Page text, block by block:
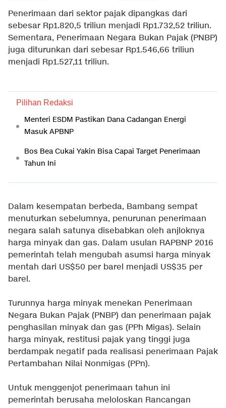
Penerimaan dari sektor pajak dipangkas dari
sebesar Rp1.820,5 triliun menjadi Rp1.732,52 triliun.
Sementara, Penerimaan Negara Bukan Pajak (PNBP)
juga diturunkan dari sebesar Rp1.546,66 triliun
menjadi Rp1.527,11 triliun.
Pilihan Redaksi
Menteri ESDM Pastikan Dana Cadangan Energi
Masuk APBNP
Bos Bea Cukai Yakin Bisa Capai Target Penerimaan
Tahun Ini
Dalam kesempatan berbeda, Bambang sempat
menuturkan sebelumnya, penurunan penerimaan
negara salah satunya disebabkan oleh anjloknya
harga minyak dan gas. Dalam usulan RAPBNP 2016
pemerintah telah mengubah asumsi harga minyak
mentah dari US$50 per barel menjadi US$35 per
barel.
Turunnya harga minyak menekan Penerimaan
Negara Bukan Pajak (PNBP) dan penerimaan pajak
penghasilan minyak dan gas (PPh Migas). Selain
harga minyak, restitusi pajak yang tinggi juga
berdampak negatif pada realisasi penerimaan Pajak
Pertambahan Nilai Nonmigas (PPn).
Untuk menggenjot penerimaan tahun ini
pemerintah berusaha meloloskan Rancangan